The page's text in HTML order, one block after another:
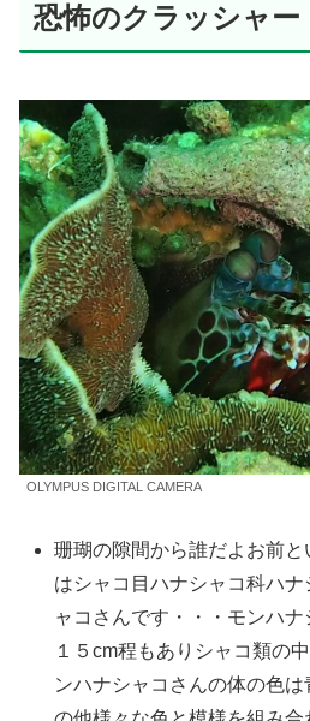
恐怖のクラッシャー
OLYMPUS DIGITAL CAMERA
珊瑚の隙間から誰だよお前
はシャコ目ハナシャコ科ハ
ャコさんです・・・モンハ
１５cm程もありシャコ類の
ンハナシャコさんの体の色